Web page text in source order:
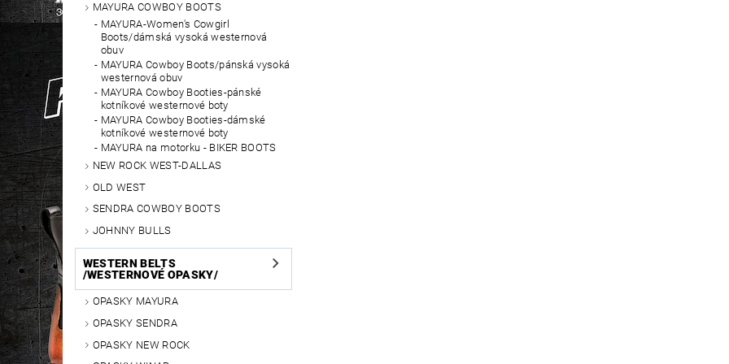
MAYURA COWBOY BOOTS
MAYURA-Women's Cowgirl
Boots/dámská vysoká westernová
obuv
MAYURA Cowboy Boots/pánská vysoká
westernová obuv
MAYURA Cowboy Booties-pánské
kotníkové westernové boty
MAYURA Cowboy Booties-dámské
kotníkové westernové boty
MAYURA na motorku - BIKER BOOTS
NEW ROCK WEST-DALLAS
OLD WEST
SENDRA COWBOY BOOTS
JOHNNY BULLS
WESTERN BELTS
/WESTERNOVÉ OPASKY/
OPASKY MAYURA
OPASKY SENDRA
OPASKY NEW ROCK